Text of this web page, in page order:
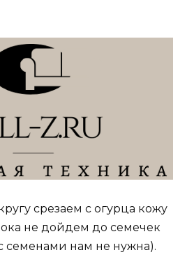
срезаем с огурца кожу
не дойдем до семечек
семенами нам не нужна).